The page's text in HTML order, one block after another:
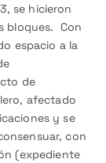
se hicieron
bloques. Con
espacio a la
de
afectado
y se
con
(expediente